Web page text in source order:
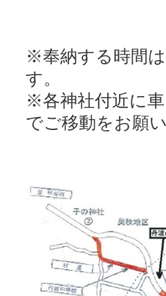
※奉納する時間
す。
※各神社付近に
でご移動をお願